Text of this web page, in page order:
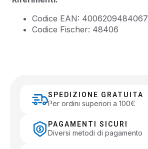
Codice EAN: 4006209484067
Codice Fischer: 48406
SPEDIZIONE GRATUITA
Per ordini superiori a 100€
PAGAMENTI SICURI
Diversi metodi di pagamento